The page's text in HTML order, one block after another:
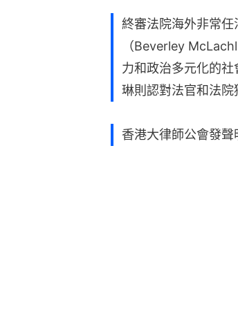
終審法院海外非常
（Beverley
力和政治多元化的
琳則認對法官和法院
香港大律師公會發